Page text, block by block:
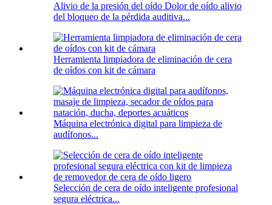
Alivio de la presión del oído Dolor de oído alivio
del bloqueo de la pérdida auditiva...
Herramienta limpiadora de eliminación de cera
de oídos con kit de cámara
Máquina electrónica digital para limpieza de
audífonos...
Selección de cera de oído inteligente profesional
segura eléctrica...